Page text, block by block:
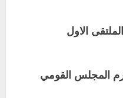
الاول
المجلس القومي
المدرسية بمحلية مدني